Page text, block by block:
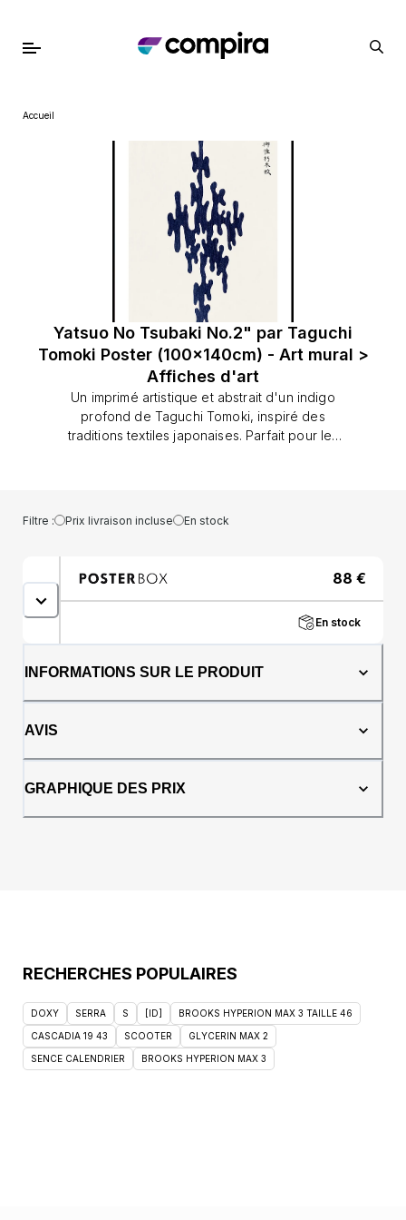
Accueil
Yatsuo No Tsubaki No.2" par Taguchi
Tomoki Poster (100x140cm) - Art mural >
Affiches d'art
Un imprimé artistique et abstrait d'un indigo
profond de Taguchi Tomoki, inspiré des
traditions textiles japonaises. Parfait pour les
en bois noir, Cadre en chêne foncé, Cadre
en bois blanc, Cadre en chêne naturel, Toile;
Filtre : Prix livraison incluse En stock
88 €
En stock
INFORMATIONS SUR LE PRODUIT
AVIS
GRAPHIQUE DES PRIX
RECHERCHES POPULAIRES
DOXY SERRA S [ID] BROOKS HYPERION MAX 3 TAILLE 46
CASCADIA 19 43 SCOOTER GLYCERIN MAX 2
SENCE CALENDRIER BROOKS HYPERION MAX 3